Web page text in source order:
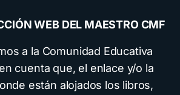
WEB DEL MAESTRO CMF
a la Comunidad Educativa
cuenta que, el enlace y/o la
están alojados los libros,